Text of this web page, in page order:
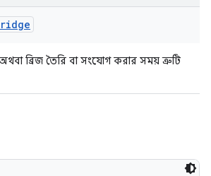
ব্রিজ তৈরি বা সংযোগ করার সময় ত্রুটি